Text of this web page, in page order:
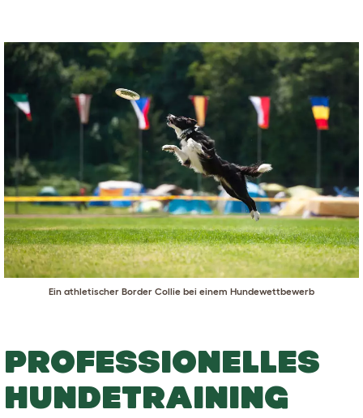
Ein athletischer Border Collie bei einem Hundewettbewerb
PROFESSIONELLES
HUNDETRAINING